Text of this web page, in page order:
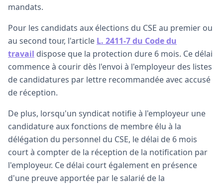
mandats.
Pour les candidats aux élections du CSE au premier ou
au second tour, l'article L. 2411-7 du Code du
travail dispose que la protection dure 6 mois. Ce délai
commence à courir dès l'envoi à l'employeur des listes
de candidatures par lettre recommandée avec accusé
de réception.
De plus, lorsqu'un syndicat notifie à l'employeur une
candidature aux fonctions de membre élu à la
délégation du personnel du CSE, le délai de 6 mois
court à compter de la réception de la notification par
l'employeur. Ce délai court également en présence
d'une preuve apportée par le salarié de la